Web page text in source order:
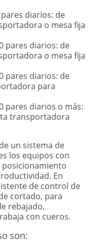
diarios: de
o mesa fija
pares diarios: de
o mesa fija
pares diarios: de
para
pares diarios o más:
transportadora
un sistema de
los equipos con
En
de control de
cortado, para
rebajado,
con cueros.
son: